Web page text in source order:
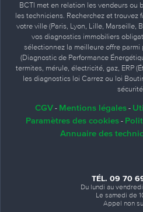
BCTI met en relation les vendeurs ou
les techniciens. Recherchez et trouvez
votre ville (Paris, Lyon, Lille, Marseille,
vos diagnostics immobiliers
sélectionnez la meilleure offre parmi
(Diagnostic de Performance
termites, mérule, électricité, gaz, ERP
les diagnostics loi Carrez ou loi
CGV - Mentions légales -
Paramètres des cookies -
Annuaire des
TÉL. 09 70
Du lundi au
Le samedi de
Appel non